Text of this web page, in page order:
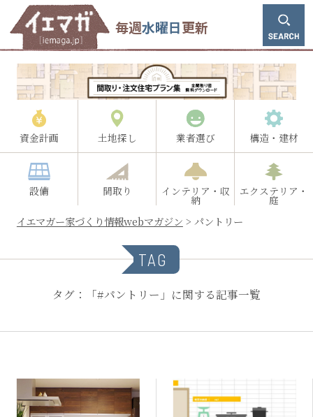
毎週水曜日更新
資金計画 土地探し 業者選び 構造・建材
設備 間取り インテリア・収
納
エクステリア・
庭
イエマガー家づくり情報webマガジン > パントリー
TAG
タグ：「#パントリー」に関する記事一覧